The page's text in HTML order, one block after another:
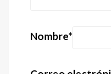
Nombre*